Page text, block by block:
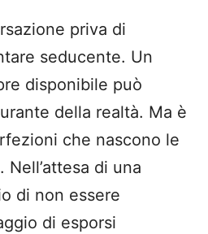
priva di
seducente. Un
disponibile può
della realtà. Ma è
che nascono le
di una
di non essere
di esporsi